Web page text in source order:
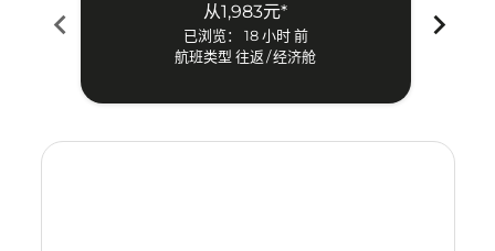
chevron_left
从1,983元*
已浏览： 18 小时 前
航班类型 往返/经济舱
chevron_right